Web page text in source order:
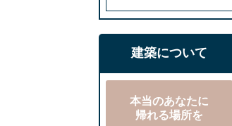
建築について
本当のあなたに
帰れる場所を